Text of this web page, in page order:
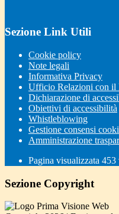
Sezione Link Utili
Cookie policy
Note legali
Informativa Privacy
Ufficio Relazioni con il
Dichiarazione di
Obiettivi di accessibilità
Whistleblowing
Gestione consensi
Amministrazione
Pagina visualizzata 453
Sezione Copyright